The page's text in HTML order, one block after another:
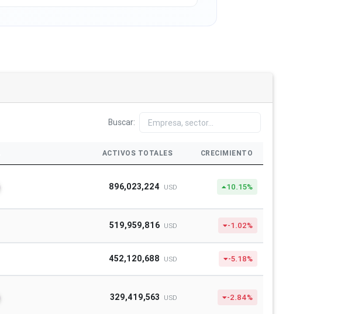
Buscar:
ACTIVOS TOTALES CRECIMIENTO
896,023,224 USD 10.15%
519,959,816 USD -1.02%
452,120,688 USD -5.18%
329,419,563 USD -2.84%